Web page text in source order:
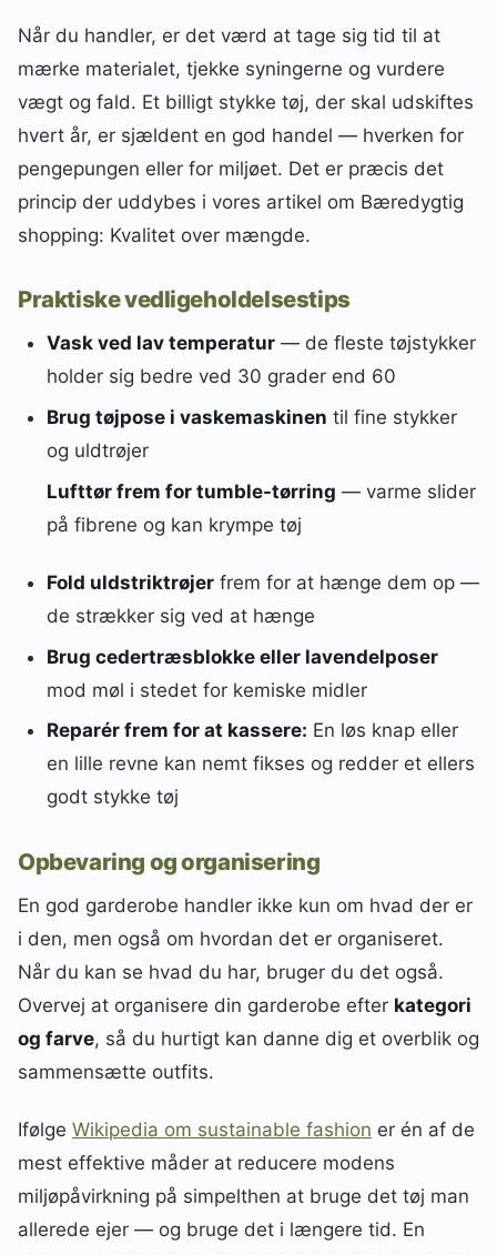
Når du handler, er det værd at tage sig tid til at
mærke materialet, tjekke syningerne og vurdere
vægt og fald. Et billigt stykke tøj, der skal udskiftes
hvert år, er sjældent en god handel — hverken for
pengepungen eller for miljøet. Det er præcis det
princip der uddybes i vores artikel om Bæredygtig
shopping: Kvalitet over mængde.
Praktiske vedligeholdelsestips
Vask ved lav temperatur— de fleste tøjstykker
holder sig bedre ved 30 grader end 60
Brug tøjpose i vaskemaskinen til fine stykker
og uldtrøjer
Lufttør frem for tumble-tørring — varme slider
på fibrene og kan krympe tøj
Fold uldstriktrøjerfrem for at hænge dem op —
de strækker sig ved at hænge
Brug cedertræsblokke eller lavendelposer
mod møl i stedet for kemiske midler
Reparér frem for at kassere: En løs knap eller
en lille revne kan nemt fikses og redder et ellers
godt stykke tøj
Opbevaring og organisering
En god garderobe handler ikke kun om hvad der er
i den, men også om hvordan det er organiseret.
Når du kan se hvad du har, bruger du det også.
Overvej at organisere din garderobe efter kategori
og farve, så du hurtigt kan danne dig et overblik og
sammensætte outfits.
Ifølge Wikipedia om sustainable fashion er én af de
mest effektive måder at reducere modens
miljøpåvirkning på simpelthen at bruge det tøj man
allerede ejer — og bruge det i længere tid. En